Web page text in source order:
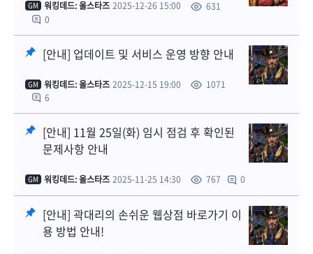
GM 워킹데드: 올스타즈 2025-12-26 15:00
631
0
[안내] 업데이트 및 서비스 운영 방향 안내
GM 워킹데드: 올스타즈 2025-12-15 19:00
1071
6
[안내] 11월 25일(화) 임시 점검 후 확인된
문제사항 안내
GM 워킹데드: 올스타즈 2025-11-25 14:30 767 0
[안내] 곽대리의 손쉬운 웹상점 바로가기 이
용 방법 안내!